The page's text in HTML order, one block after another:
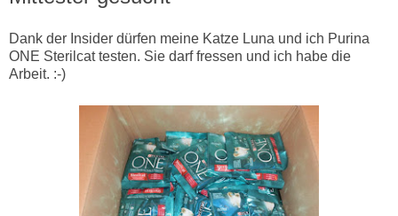
Dank der Insider dürfen meine Katze Luna und ich Purina
ONE Sterilcat testen. Sie darf fressen und ich habe die
Arbeit. :-)